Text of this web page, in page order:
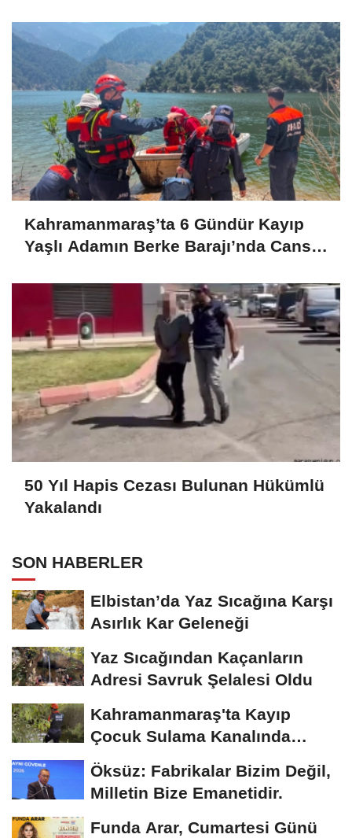
Kahramanmaraş’ta 6 Gündür Kayıp
Yaşlı Adamın Berke Barajı’nda Cansız
50 Yıl Hapis Cezası Bulunan Hükümlü
Yakalandı
SON HABERLER
Elbistan’da Yaz Sıcağına Karşı
Asırlık Kar Geleneği
Yaz Sıcağından Kaçanların
Adresi Savruk Şelalesi Oldu
Kahramanmaraş'ta Kayıp
Çocuk Sulama Kanalında
Bulundu
Öksüz: Fabrikalar Bizim Değil,
Milletin Bize Emanetidir.
Funda Arar, Cumartesi Günü